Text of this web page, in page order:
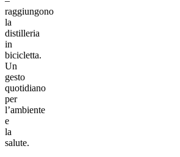
raggiungono
la
distilleria
in
bicicletta.
Un
gesto
quotidiano
per
l’ambiente
e
la
salute.